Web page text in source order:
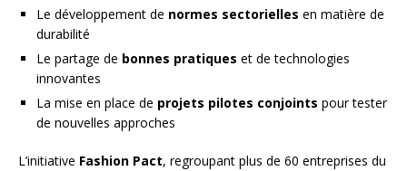
Le développement de normes sectorielles en matière de
durabilité
Le partage de bonnes pratiques et de technologies
innovantes
La mise en place de projets pilotes conjoints pour tester
de nouvelles approches
L’initiative Fashion Pact, regroupant plus de 60 entreprises du